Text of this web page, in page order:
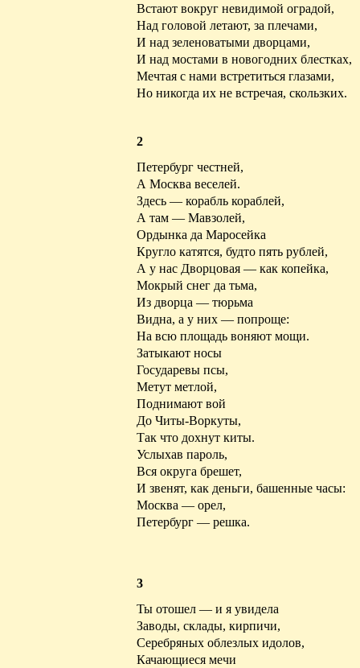
Встают вокруг невидимой оградой,
Над головой летают, за плечами,
И над зеленоватыми дворцами,
И над мостами в новогодних блестках,
Мечтая с нами встретиться глазами,
Но никогда их не встречая, скользких.
2
Петербург честней,
А Москва веселей.
Здесь — корабль кораблей,
А там — Мавзолей,
Ордынка да Маросейка
Кругло катятся, будто пять рублей,
А у нас Дворцовая — как копейка,
Мокрый снег да тьма,
Из дворца — тюрьма
Видна, а у них — попроще:
На всю площадь воняют мощи.
Затыкают носы
Государевы псы,
Метут метлой,
Поднимают вой
До Читы-Воркуты,
Так что дохнут киты.
Услыхав пароль,
Вся округа брешет,
И звенят, как деньги, башенные часы:
Москва — орел,
Петербург — решка.
3
Ты отошел — и я увидела
Заводы, склады, кирпичи,
Серебряных облезлых идолов,
Качающиеся мечи